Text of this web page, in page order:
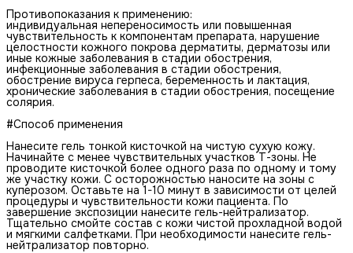
Противопоказания к применению:
индивидуальная непереносимость или повышенная
чувствительность к компонентам препарата, нарушение
целостности кожного покрова дерматиты, дерматозы или
иные кожные заболевания в стадии обострения,
инфекционные заболевания в стадии обострения,
обострение вируса герпеса, беременность и лактация,
хронические заболевания в стадии обострения, посещение
солярия.
#Способ применения
Нанесите гель тонкой кисточкой на чистую сухую кожу.
Начинайте с менее чувствительных участков Т-зоны. Не
проводите кисточкой более одного раза по одному и тому
же участку кожи. С осторожностью наносите на зоны с
куперозом. Оставьте на 1-10 минут в зависимости от целей
процедуры и чувствительности кожи пациента. По
завершение экспозиции нанесите гель-нейтрализатор.
Тщательно смойте состав с кожи чистой прохладной водой
и мягкими салфетками. При необходимости нанесите гель-
нейтрализатор повторно.